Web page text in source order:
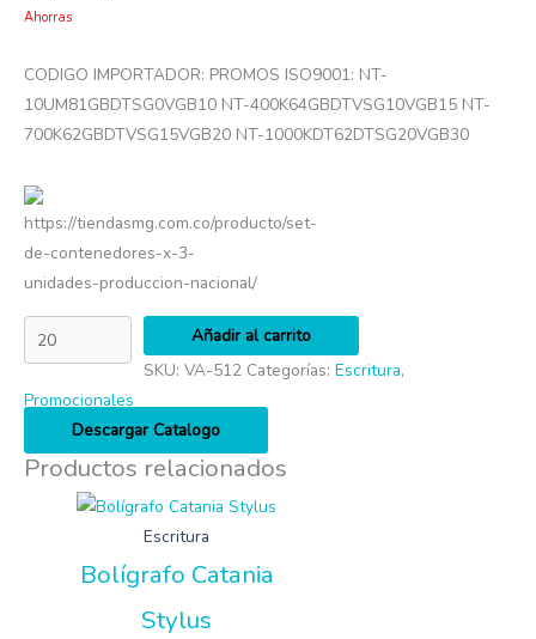
Ahorras
CODIGO IMPORTADOR: PROMOS ISO9001: NT-
10UM81GBDTSG0VGB10 NT-400K64GBDTVSG10VGB15 NT-
700K62GBDTVSG15VGB20 NT-1000KDT62DTSG20VGB30
https://tiendasmg.com.co/producto/set-
de-contenedores-x-3-
unidades-produccion-nacional/
Añadir al carrito
SKU: VA-512 Categorías: Escritura,
Promocionales
Descargar Catalogo
Productos relacionados
Escritura
Bolígrafo Catania
Stylus